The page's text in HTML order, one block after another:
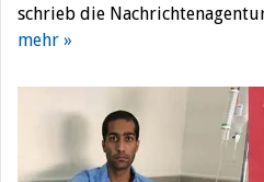
schrieb die
mehr »